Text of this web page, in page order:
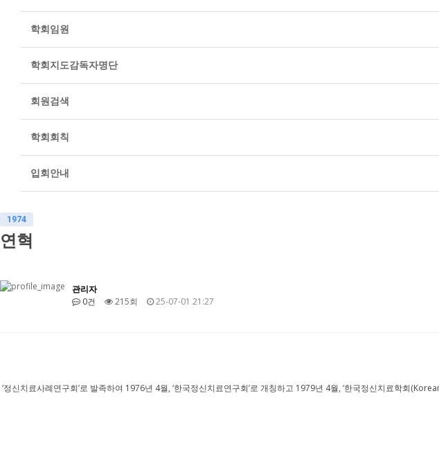
학회임원
학회지도감독자명단
회원검색
학회회칙
입회안내
1974
연혁
관리자
0건
215회 25-07-01 21:27
‘정신치료사례연구회’로 발족하여 1976년 4월, ‘한국정신치료연구회’로 개칭하고 1979년 4월, ‘한국정신치료학회